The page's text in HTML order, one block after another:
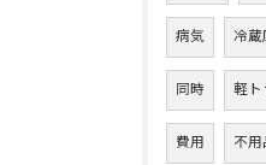
病気 冷
同時 軽ト
費用 不